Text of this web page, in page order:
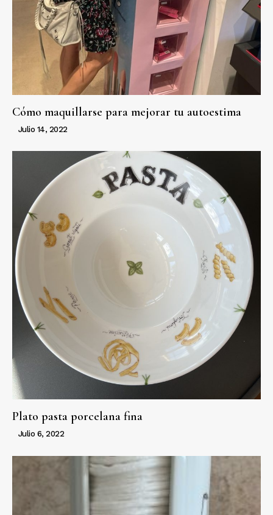
Cómo maquillarse para mejorar tu autoestima
Julio 14, 2022
Plato pasta porcelana fina
Julio 6, 2022